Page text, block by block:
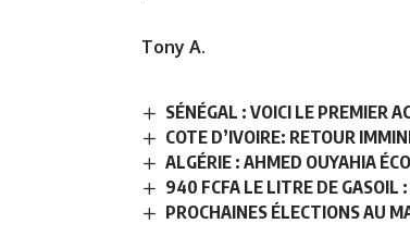
Tony A.
SÉNÉGAL : VOICI LE PREMIER
COTE D’IVOIRE: RETOUR
ALGÉRIE : AHMED OUYAHIA
940 FCFA LE LITRE DE GASOIL
PROCHAINES ÉLECTIONS AU